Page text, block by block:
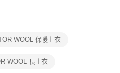
付 」之結帳頁面顯示為準，若有關於
等相關疑問，請聯繫「AFTEE先享後付
support/home
供之「AFTEE先享後付」服務完成之交
WOOL 保暖上衣
WOOL 長上衣